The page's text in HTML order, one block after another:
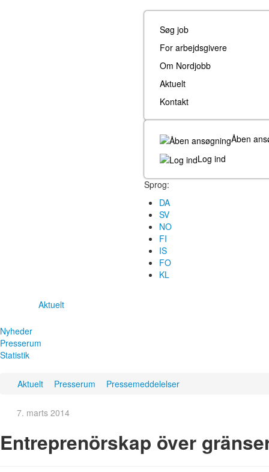
Søg job
For arbejdsgivere
Om Nordjobb
Aktuelt
Kontakt
Åben
Log ind
Sprog:
DA
SV
NO
FI
IS
FO
KL
Aktuelt
Nyheder
Presserum
Statistik
Aktuelt Presserum Pressemeddelelser
7. marts 2014
Entreprenörskap över